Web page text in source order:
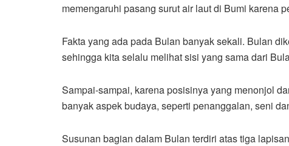
memengaruhi pasang surut air laut di Bumi karena
Fakta yang ada pada Bulan banyak sekali. Bulan
sehingga kita selalu melihat sisi yang sama dari
Sampai-sampai, karena posisinya yang menonjol
banyak aspek budaya, seperti penanggalan, seni
Susunan bagian dalam Bulan terdiri atas tiga